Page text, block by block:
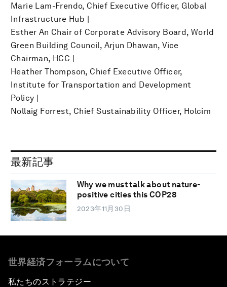
Marie Lam-Frendo, Chief Executive Officer, Global
Infrastructure Hub |
Esther An Chair of Corporate Advisory Board, World
Green Building Council, Arjun Dhawan, Vice
Chairman, HCC |
Heather Thompson, Chief Executive Officer,
Institute for Transportation and Development
Policy |
Nollaig Forrest, Chief Sustainability Officer, Holcim
最新記事
Why we must talk about nature-
positive cities this COP28
2023年11月30日
世界経済フォーラムについて
私たちのストラテジー